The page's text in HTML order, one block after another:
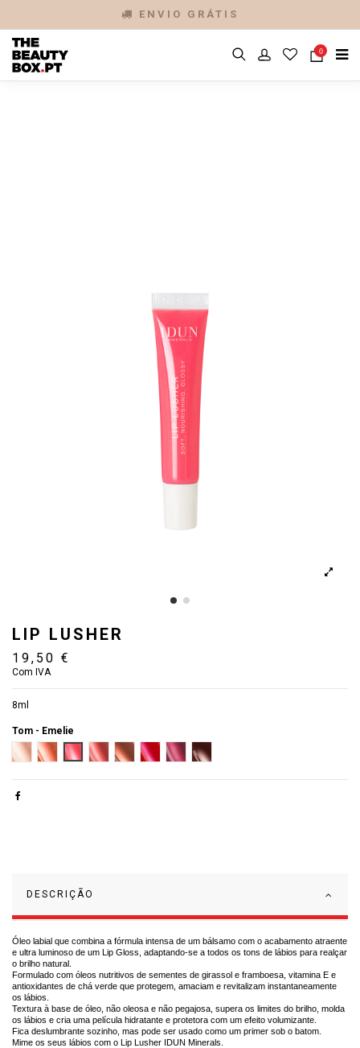
ENVIO GRÁTIS
0
LIP LUSHER
19,50 €
Com IVA
8ml
Tom - Emelie
Julia GraceEmelieAdeleLydia Maria JasminaSandra
DESCRIÇÃO
Óleo labial que combina a fórmula intensa de um bálsamo com o acabamento atraente
e ultra luminoso de um Lip Gloss, adaptando-se a todos os tons de lábios para realçar
o brilho natural.
Formulado com óleos nutritivos de sementes de girassol e framboesa, vitamina E e
antioxidantes de chá verde que protegem, amaciam e revitalizam instantaneamente
os lábios.
Textura à base de óleo, não oleosa e não pegajosa, supera os limites do brilho, molda
os lábios e cria uma película hidratante e protetora com um efeito volumizante.
Fica deslumbrante sozinho, mas pode ser usado como um primer sob o batom.
Mime os seus lábios com o Lip Lusher IDUN Minerals.